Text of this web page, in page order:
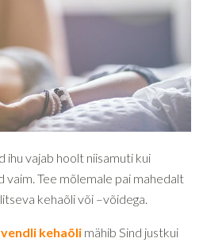
ihu vajab hoolt niisamuti kui
Tee mõlemale pai mahedalt
kehaõli või –võidega.
kehaõli mähib Sind justkui